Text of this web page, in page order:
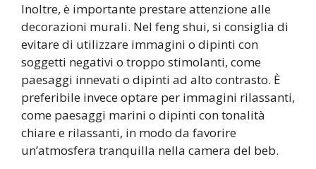
Inoltre, è importante prestare attenzione alle
decorazioni murali. Nel feng shui, si consiglia di
evitare di utilizzare immagini o dipinti con
soggetti negativi o troppo stimolanti, come
paesaggi innevati o dipinti ad alto contrasto. È
preferibile invece optare per immagini rilassanti,
come paesaggi marini o dipinti con tonalità
chiare e rilassanti, in modo da favorire
un’atmosfera tranquilla nella camera del beb.